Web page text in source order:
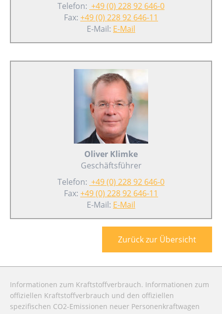
Telefon: +49 (0) 228 92 646-0
Fax: +49 (0) 228 92 646-11
E-Mail: E-Mail
Oliver Klimke
Geschäftsführer
Telefon: +49 (0) 228 92 646-0
Fax: +49 (0) 228 92 646-11
E-Mail: E-Mail
Zurück zur Übersicht
Informationen zum Kraftstoffverbrauch. Informationen zum
offiziellen Kraftstoffverbrauch und den offiziellen
spezifischen CO2-Emissionen neuer Personenkraftwagen